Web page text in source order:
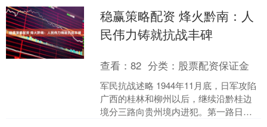
手持镊子，小心翼翼....
稳赢策略配资 烽火黔南：人
民伟力铸就抗战丰碑
查看：82 分类： 股票配资保证金
军民抗战述略 1944年11月底，日军攻陷
广西的桂林和柳州以后，继续沿黔桂边
境分三路向贵州境内进犯。第一路日军